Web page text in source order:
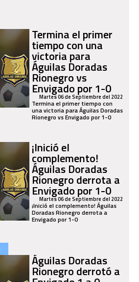
Termina el primer
tiempo con una
victoria para
Águilas Doradas
Rionegro vs
Envigado por 1-0
Martes 06 de Septiembre del 2022
Termina el primer tiempo con
una victoria para Águilas Doradas
Rionegro vs Envigado por 1-0
¡Inició el
complemento!
Águilas Doradas
Rionegro derrota a
Envigado por 1-0
Martes 06 de Septiembre del 2022
¡Inició el complemento! Águilas
Doradas Rionegro derrota a
Envigado por 1-0
Águilas Doradas
Rionegro derrotó a